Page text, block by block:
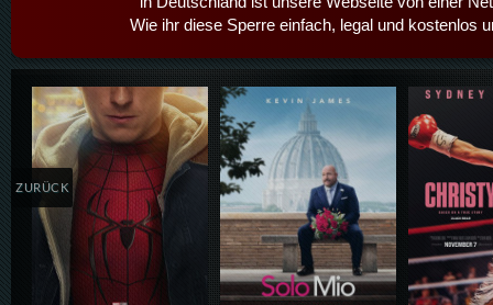
Wie ihr diese Sperre einfach, legal und kostenlos
Details,Play Details,Play
ZURÜCK